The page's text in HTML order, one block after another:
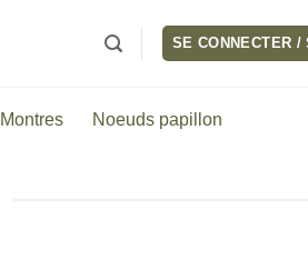
SE CONNECTER /
Montres Noeuds papillon